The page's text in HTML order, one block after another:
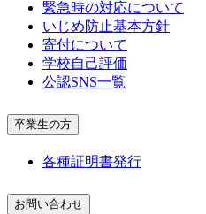
緊急時の対応について
いじめ防止基本方針
寄付について
学校自己評価
公認SNS一覧
卒業生の方
各種証明書発行
お問い合わせ